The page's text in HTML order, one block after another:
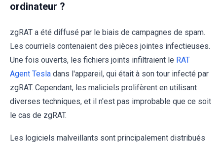
ordinateur ?
zgRAT a été diffusé par le biais de campagnes de spam.
Les courriels contenaient des pièces jointes infectieuses.
Une fois ouverts, les fichiers joints infiltraient le RAT
Agent Tesla dans l'appareil, qui était à son tour infecté par
zgRAT. Cependant, les maliciels prolifèrent en utilisant
diverses techniques, et il n'est pas improbable que ce soit
le cas de zgRAT.
Les logiciels malveillants sont principalement distribués